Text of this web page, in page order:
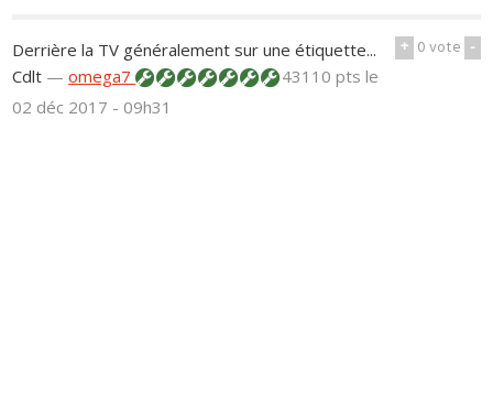
+ 0vote -
Derrière la TV généralement sur une étiquette...
Cdlt —omega7 43110 ptsle
02 déc 2017 - 09h31